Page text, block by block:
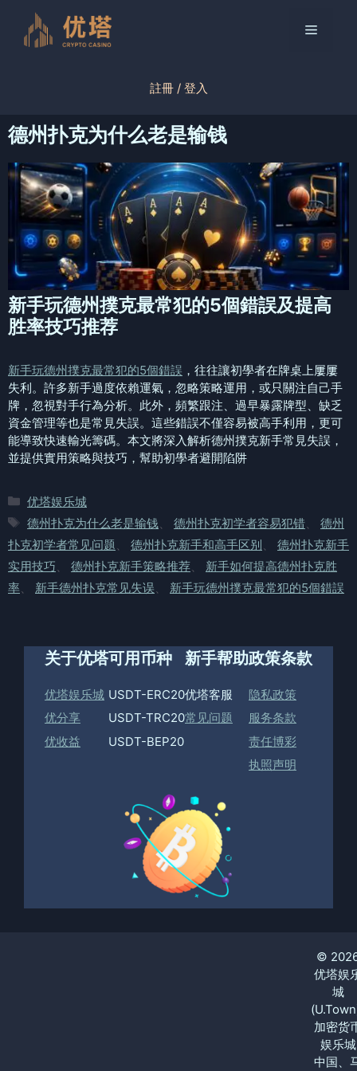
菜
註冊 / 登入
德州扑克为什么老是输钱
新手玩德州撲克最常犯的5個錯誤及提高
胜率技巧推荐
新手玩德州撲克最常犯的5個錯誤 ，往往讓初學者在牌桌上屢屢
失利。許多新手過度依賴運氣，忽略策略運用，或只關注自己手
牌，忽視對手行為分析。此外，頻繁跟注、過早暴露牌型、缺乏
資金管理等也是常見失誤。這些錯誤不僅容易被高手利用，更可
能導致快速輸光籌碼。本文將深入解析德州撲克新手常見失誤，
並提供實用策略與技巧，幫助初學者避開陷阱
分
类
优塔娱乐城
标
签
德州扑克为什么老是输钱 德州扑克初学者容易犯错
德州
扑克初学者常见问题
德州扑克新手和高手区别
德州扑克新手
实用技巧
德州扑克新手策略推荐
新手如何提高德州扑克胜
率
新手德州扑克常见失误 新手玩德州撲克最常犯的5個錯誤
关于优塔
优塔娱乐城
优分享
优收益
可用币种
USDT-ERC20
USDT-TRC20
USDT-BEP20
新手帮助
优塔客服
常见问题
政策条款
隐私政策
服务条款
责任博彩
执照声明
©
优塔娱
城
加密货
娱乐城
中国、